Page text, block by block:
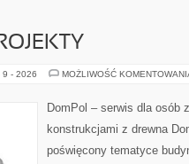
9 - 2026 MOŻLIWOŚĆ
DomPol – serwis dla osób
konstrukcjami z drewna
poświęcony tematyce